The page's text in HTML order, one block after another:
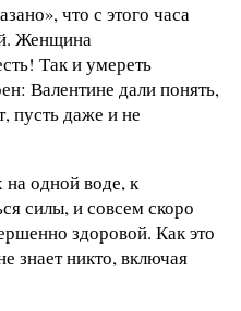
что с этого часа
Женщина
Так и умереть
Валентине дали понять,
пусть даже и не
одной воде, к
силы, и совсем скоро
здоровой. Как это
знает никто, включая